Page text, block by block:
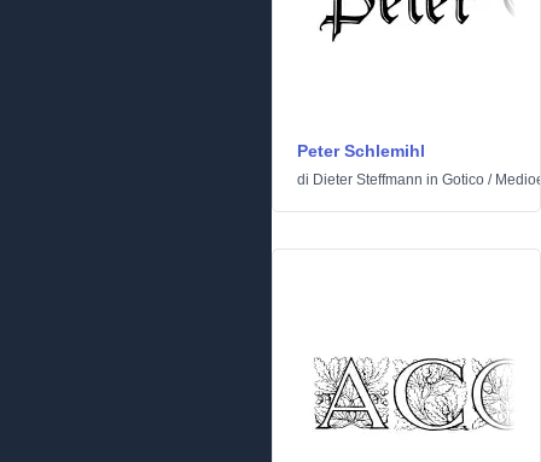
Peter Schlemihl
di Dieter Steffmann in Gotico /